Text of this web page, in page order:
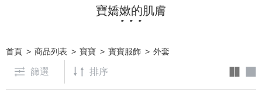
寶嬌嫰的肌膚
首頁 商品列表 寶寶 寶寶服飾 外套
篩選